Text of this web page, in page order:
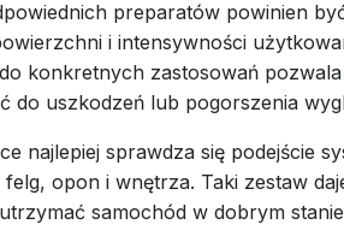
preparatów powinien
i intensywności
konkretnych zastosowań
do uszkodzeń lub pogorszenia
najlepiej sprawdza się podejście
felg, opon i wnętrza. Taki zestaw
samochód w dobrym